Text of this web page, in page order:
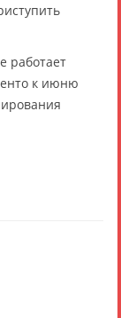
работает
к июню